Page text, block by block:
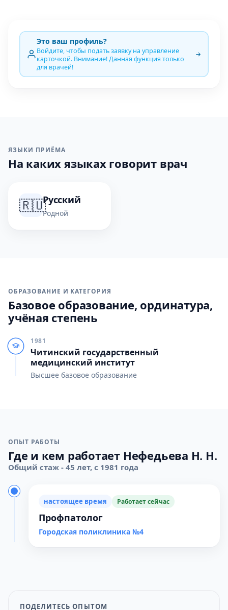
Это ваш профиль?
Войдите, чтобы подать заявку на управление
карточкой. Внимание! Данная функция только
для врачей!
ЯЗЫКИ ПРИЁМА
На каких языках говорит врач
🇷🇺Русский
Родной
ОБРАЗОВАНИЕ И КАТЕГОРИЯ
Базовое образование, ординатура,
учёная степень
1981
Читинский государственный
медицинский институт
Высшее базовое образование
ОПЫТ РАБОТЫ
Где и кем работает Нефедьева Н. Н.
Общий стаж - 45 лет, с 1981 года
настоящее время Работает сейчас
Профпатолог
Городская поликлиника №4
ПОДЕЛИТЕСЬ ОПЫТОМ